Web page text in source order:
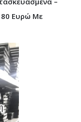
80 Ευρώ Με